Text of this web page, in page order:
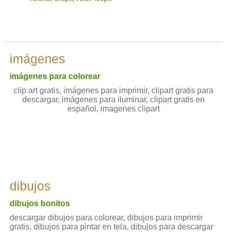
imágenes
imágenes para colorear
clip art gratis, imágenes para imprimir, clipart gratis para
descargar, imágenes para iluminar, clipart gratis en
español, imagenes clipart
dibujos
dibujos bonitos
descargar dibujos para colorear, dibujos para imprimir
gratis, dibujos para pintar en tela, dibujos para descargar